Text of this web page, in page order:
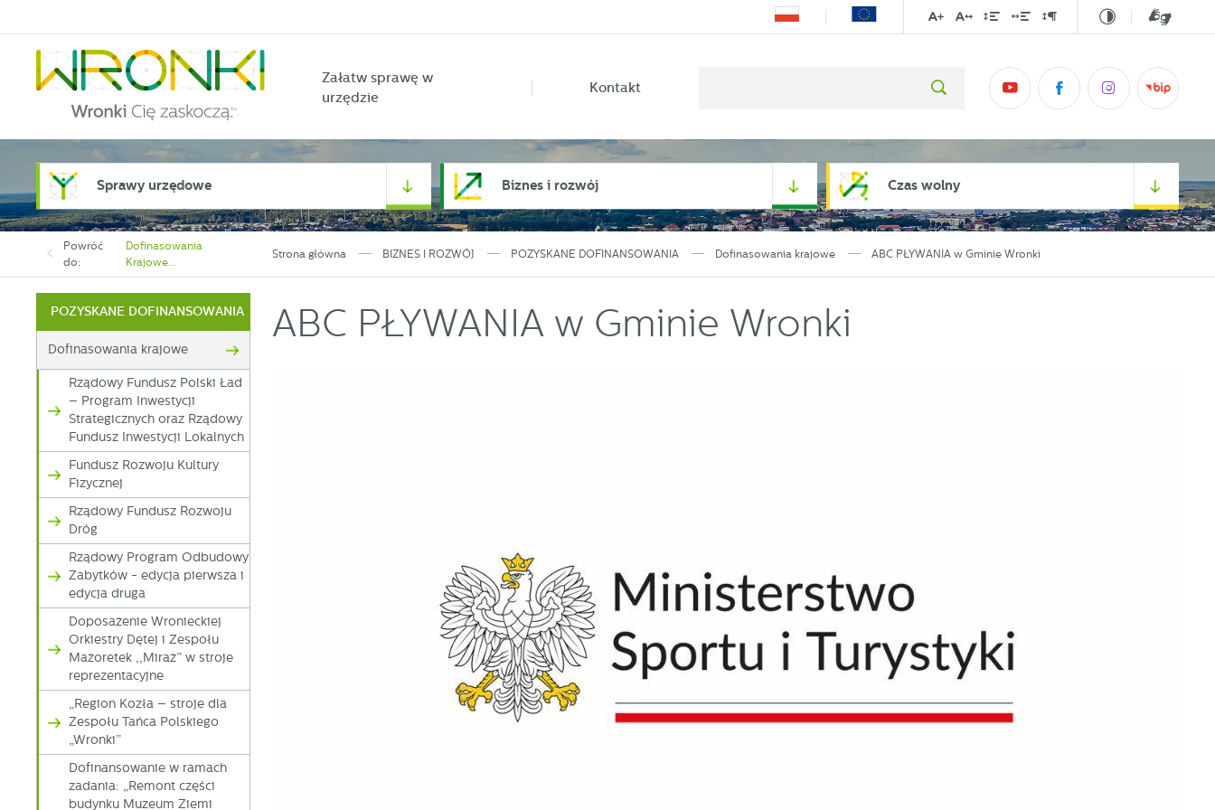
Załatw sprawę w
urzędzie
Kontakt
Sprawy urzędowe Biznes i rozwój Czas wolny
Powróć
do:
Dofinasowania
Krajowe...
Strona główna BIZNES I ROZWÓJ POZYSKANE DOFINANSOWANIA Dofinasowania krajowe ABC PŁYWANIA w Gminie Wronki
POZYSKANE DOFINANSOWANIA
Dofinasowania krajowe
Rządowy Fundusz Polski Ład
– Program Inwestycji
Strategicznych oraz Rządowy
Fundusz Inwestycji Lokalnych
Fundusz Rozwoju Kultury
Fizycznej
Rządowy Fundusz Rozwoju
Dróg
Rządowy Program Odbudowy
Zabytków - edycja pierwsza i
edycja druga
Doposażenie Wronieckiej
Orkiestry Dętej i Zespołu
Mażoretek ,,Miraż” w stroje
reprezentacyjne
„Region Kozła – stroje dla
Zespołu Tańca Polskiego
„Wronki”
Dofinansowanie w ramach
zadania: „Remont części
budynku Muzeum Ziemi
ABC PŁYWANIA w Gminie Wronki